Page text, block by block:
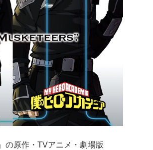
」の原作・TVアニメ・劇場版